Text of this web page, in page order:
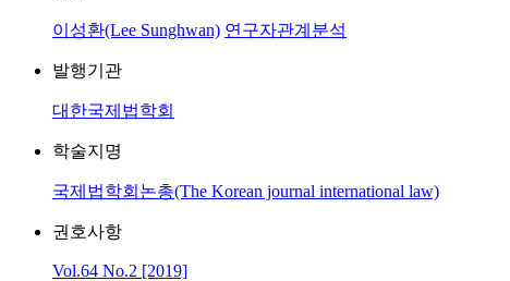
이성환(Lee Sunghwan) 연구자관계분석
발행기관
대한국제법학회
학술지명
국제법학회논총(The Korean journal international law)
권호사항
Vol.64 No.2 [2019]